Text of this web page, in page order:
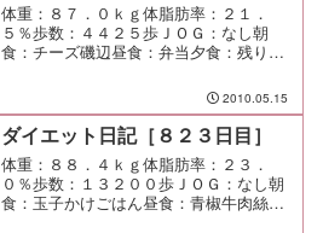
体重：８７．０ｋｇ体脂肪率：２１．
５％歩数：４４２５歩ＪＯＧ：なし朝
食：チーズ磯辺昼食：弁当夕食：残り物
2010.05.15
ダイエット日記［８２３日目］
体重：８８．４ｋｇ体脂肪率：２３．
０％歩数：１３２００歩ＪＯＧ：なし朝
食：玉子かけごはん昼食：青椒牛肉絲定